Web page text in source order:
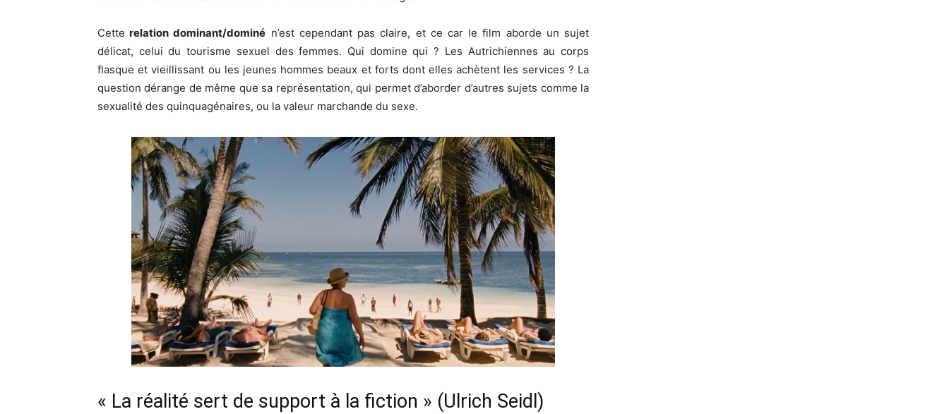
Cette relation dominant/dominé n’est cependant pas claire, et ce car le film aborde un sujet
délicat, celui du tourisme sexuel des femmes. Qui domine qui ? Les Autrichiennes au corps
flasque et vieillissant ou les jeunes hommes beaux et forts dont elles achètent les services ? La
question dérange de même que sa représentation, qui permet d’aborder d’autres sujets comme la
sexualité des quinquagénaires, ou la valeur marchande du sexe.
« La réalité sert de support à la fiction » (Ulrich Seidl)